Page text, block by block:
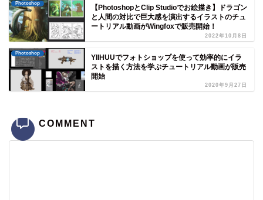
Photoshop
【PhotoshopとClip Studioでお絵描き】ドラゴン
と人間の対比で巨大感を演出するイラストのチュ
ートリアル動画がWingfoxで販売開始！
2022年10月8日
Photoshop
YIIHUUでフォトショップを使って効率的にイラ
ストを描く方法を学ぶチュートリアル動画が販売
開始
2020年9月27日
COMMENT